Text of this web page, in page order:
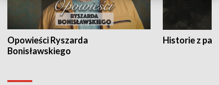
Opowieści Ryszarda
Bonisławskiego
Historie z